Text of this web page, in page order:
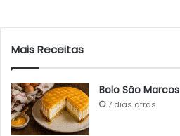
Mais Receitas
Bolo São Marcos
7 dias atrás